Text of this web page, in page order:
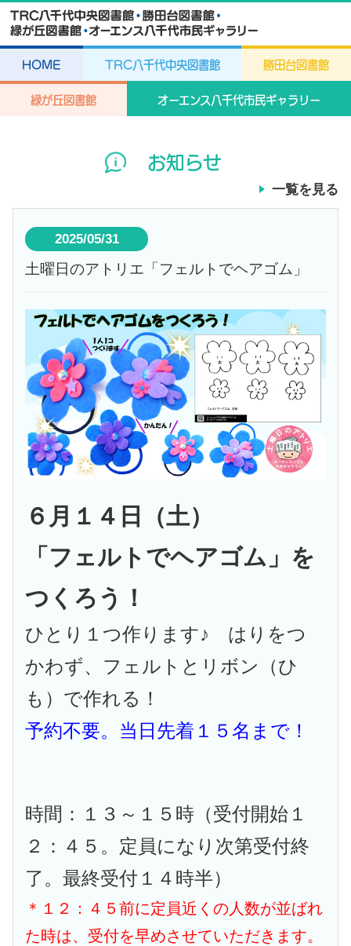
HOME TRC八千代中央図書館 勝田台図書館
緑が丘図書館 オーエンス八千代市民ギャラリー
お知らせ
一覧を見る
2025/05/31
土曜日のアトリエ「フェルトでヘアゴム」
６月１４日（土）
「フェルトでヘアゴム」を
つくろう！
ひとり１つ作ります♪ はりをつ
かわず、フェルトとリボン（ひ
も）で作れる！
予約不要。当日先着１５名まで！
時間：１３～１５時（受付開始１
２：４５。定員になり次第受付終
了。最終受付１４時半）
＊１２：４５前に定員近くの人数が並ばれ
た時は、受付を早めさせていただきます。